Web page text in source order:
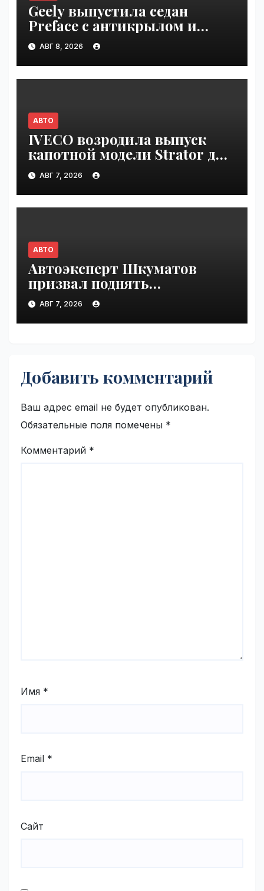
Geely выпустила седан
Preface с антикрылом и
красными суппортами |
VseTime.ru
АВГ 8, 2026
АВТО
IVECO возродила выпуск
капотной модели Strator для
Европы | VseTime.ru
АВГ 7, 2026
АВТО
Автоэксперт Шкуматов
призвал поднять
разрешённую скорость на
дорогах России | VseTime.ru
АВГ 7, 2026
Добавить комментарий
Ваш адрес email не будет опубликован.
Обязательные поля помечены *
Комментарий *
Имя *
Email *
Сайт